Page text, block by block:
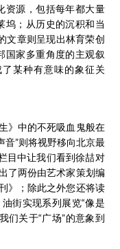
资源，包括每年都大量
坞；从历史的沉积和当
文章则呈现出林育荣创
国家多重角度的主观叙
某种有意味的象征关
》中的不死吸血鬼般在
音”则将视野移向北京最
目中让我们看到徐喆对
了两份由艺术家策划编
》；除此之外您还将读
街实现系列展览“像是
们关于“广场”的意象到